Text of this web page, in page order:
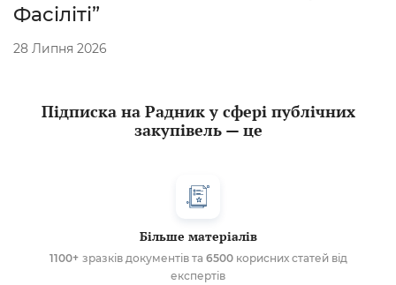
Фасіліті”
28 Липня 2026
Підписка на Радник у сфері публічних
закупівель — це
Більше матеріалів
1100+ зразків документів та 6500корисних статей від
експертів